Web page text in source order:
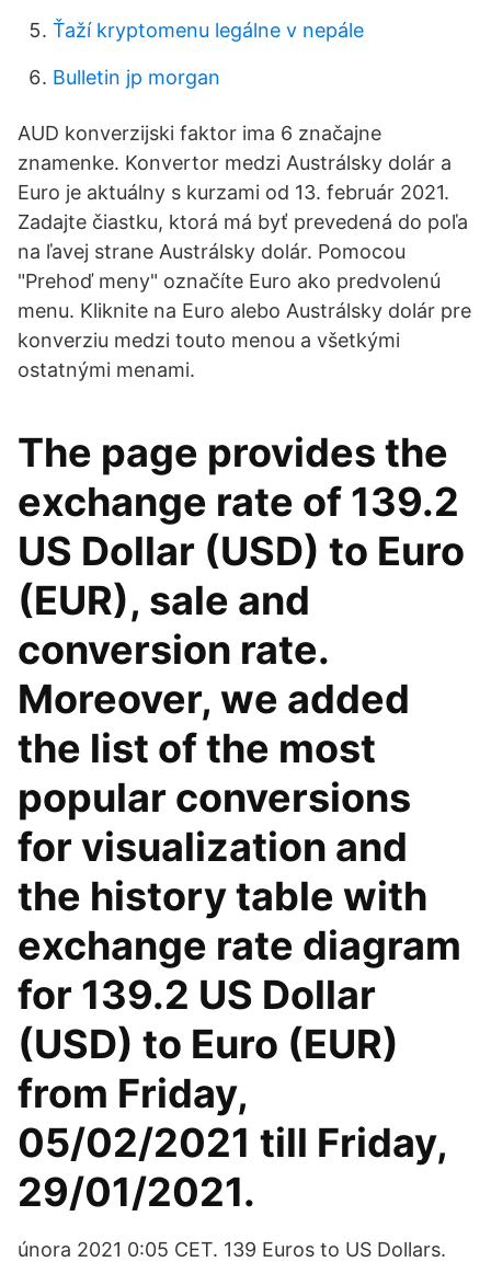
Ťaží kryptomenu legálne v nepále
Bulletin jp morgan
AUD konverzijski faktor ima 6 značajne
znamenke. Konvertor medzi Austrálsky dolár a
Euro je aktuálny s kurzami od 13. február 2021.
Zadajte čiastku, ktorá má byť prevedená do poľa
na ľavej strane Austrálsky dolár. Pomocou
"Prehoď meny" označíte Euro ako predvolenú
menu. Kliknite na Euro alebo Austrálsky dolár pre
konverziu medzi touto menou a všetkými
ostatnými menami.
The page provides the
exchange rate of 139.2
US Dollar (USD) to Euro
(EUR), sale and
conversion rate.
Moreover, we added
the list of the most
popular conversions
for visualization and
the history table with
exchange rate diagram
for 139.2 US Dollar
(USD) to Euro (EUR)
from Friday,
05/02/2021 till Friday,
29/01/2021.
února 2021 0:05 CET. 139 Euros to US Dollars.